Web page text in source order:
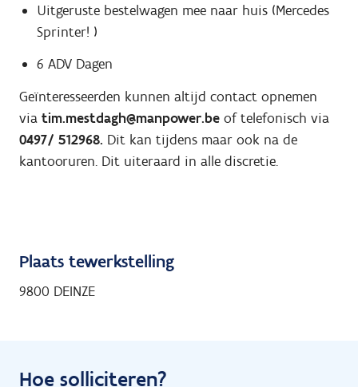
Uitgeruste bestelwagen mee naar huis (Mercedes
Sprinter! )
6 ADV Dagen
Geïnteresseerden kunnen altijd contact opnemen
via tim.mestdagh@manpower.be of telefonisch via
0497/ 512968. Dit kan tijdens maar ook na de
kantooruren. Dit uiteraard in alle discretie.
Plaats tewerkstelling
9800 DEINZE
Hoe solliciteren?